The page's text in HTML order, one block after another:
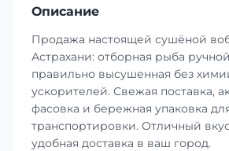
Описание
Продажа настоящей сушёной
Астрахани: отборная рыба
правильно высушенная без
ускорителей. Свежая поставка,
фасовка и бережная упаковка
транспортировки. Отличный
удобная доставка в ваш город.